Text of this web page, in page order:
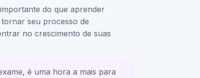
do que aprender
seu processo de
no crescimento de suas
é uma hora a mais para